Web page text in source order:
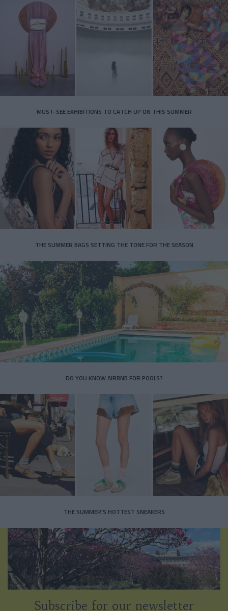
MUST-SEE EXHIBITIONS TO CATCH UP ON THIS SUMMER
THE SUMMER BAGS SETTING THE TONE FOR THE SEASON
DO YOU KNOW AIRBNB FOR POOLS?
THE SUMMER’S HOTTEST SNEAKERS
Subscribe for our newsletter